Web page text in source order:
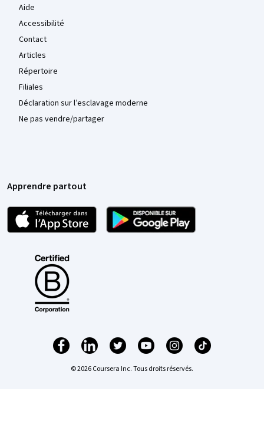
Aide
Accessibilité
Contact
Articles
Répertoire
Filiales
Déclaration sur l’esclavage moderne
Ne pas vendre/partager
Apprendre partout
© 2026 Coursera Inc. Tous droits réservés.